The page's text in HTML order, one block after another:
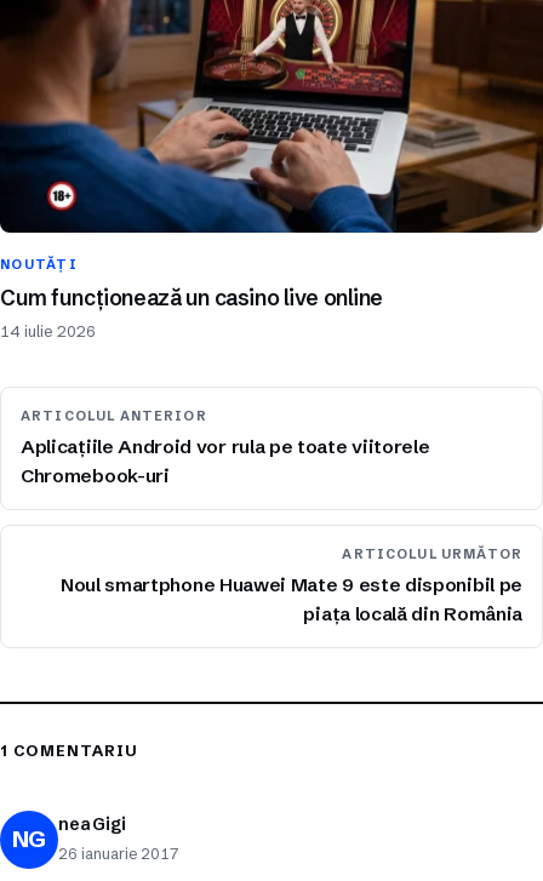
NOUTĂȚI
Cum funcționează un casino live online
14 iulie 2026
ARTICOLUL ANTERIOR
Aplicațiile Android vor rula pe toate viitorele
Chromebook-uri
ARTICOLUL URMĂTOR
Noul smartphone Huawei Mate 9 este disponibil pe
piața locală din România
1 COMENTARIU
NG nea Gigi
26 ianuarie 2017